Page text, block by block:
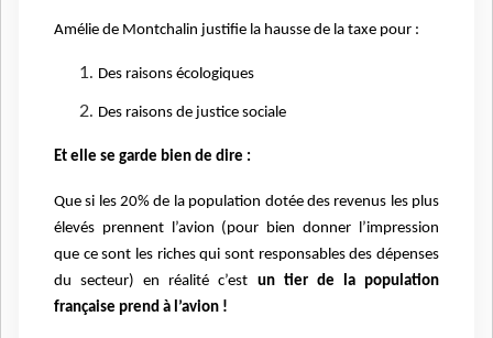
Amélie de Montchalin justifie la hausse de la taxe pour :
Des raisons écologiques
Des raisons de justice sociale
Et elle se garde bien de dire :
Que si les 20% de la population dotée des revenus les plus
élevés prennent l’avion (pour bien donner l’impression
que ce sont les riches qui sont responsables des dépenses
du secteur) en réalité c’est un tier de la population
française prend à l’avion !